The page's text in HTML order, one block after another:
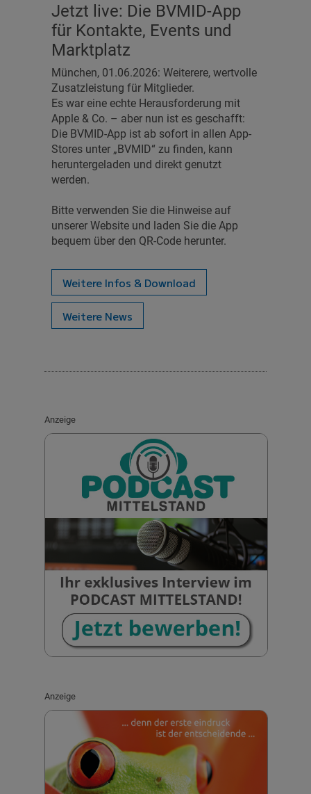
Jetzt live: Die BVMID-App
für Kontakte, Events und
Marktplatz
München, 01.06.2026: Weiterere, wertvolle
Zusatzleistung für Mitglieder.
Es war eine echte Herausforderung mit
Apple & Co. – aber nun ist es geschafft:
Die BVMID-App ist ab sofort in allen App-
Stores unter „BVMID“ zu finden, kann
heruntergeladen und direkt genutzt
werden.
Bitte verwenden Sie die Hinweise auf
unserer Website und laden Sie die App
bequem über den QR-Code herunter.
Weitere Infos & Download
Weitere News
Anzeige
Anzeige